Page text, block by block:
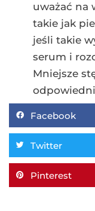
uważać na
takie jak
jeśli takie
serum i
Mniejsze
Facebook
Twitter
Pinterest